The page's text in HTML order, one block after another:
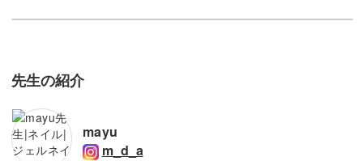
先生の紹介
mayu
m_d_a